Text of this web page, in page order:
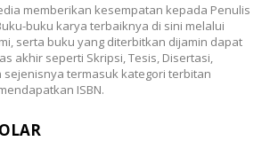
memberikan kesempatan kepada Penulis
buku karya terbaiknya di sini melalui
serta buku yang diterbitkan dijamin dapat
akhir seperti Skripsi, Tesis, Disertasi,
termasuk kategori terbitan
ISBN.